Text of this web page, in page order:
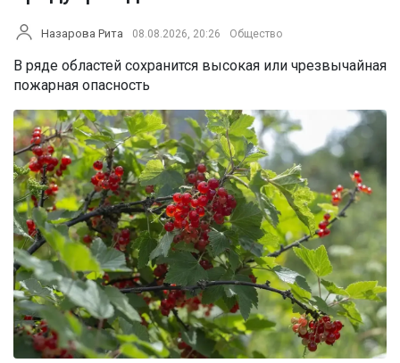
Назарова Рита 08.08.2026, 20:26 Общество
В ряде областей сохранится высокая или чрезвычайная
пожарная опасность